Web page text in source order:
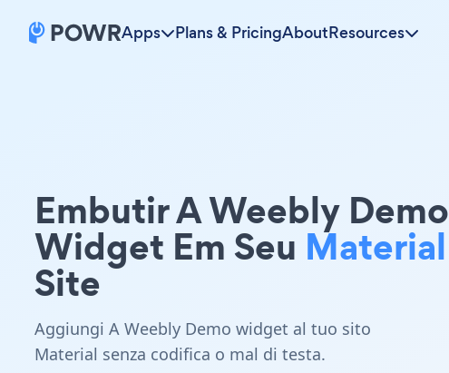
Apps Plans & PricingAboutResources
Embutir A Weebly Demo
Widget Em Seu Material
Site
Aggiungi A Weebly Demo widget al tuo sito
Material senza codifica o mal di testa.